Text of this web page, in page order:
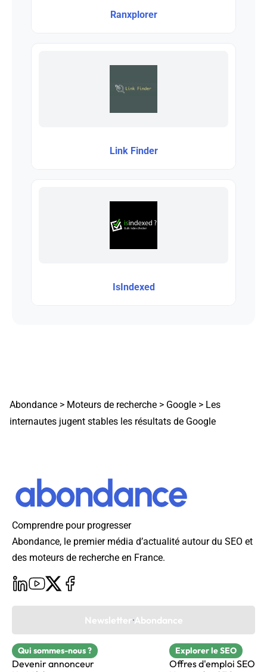
Ranxplorer
Link Finder
IsIndexed
Abondance > Moteurs de recherche > Google > Les
internautes jugent stables les résultats de Google
Comprendre pour progresser
Abondance, le premier média d’actualité autour du SEO et
des moteurs de recherche en France.
Newsletter Abondance
Qui sommes-nous ?
Devenir annonceur
Explorer le SEO
Offres d'emploi SEO